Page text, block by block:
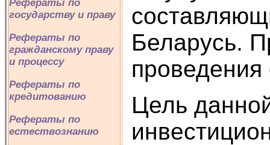
Рефераты по
государству и праву
Рефераты по
гражданскому праву
и процессу
Рефераты по
кредитованию
Рефераты по
естествознанию
Беларусь.
проведения
Цель